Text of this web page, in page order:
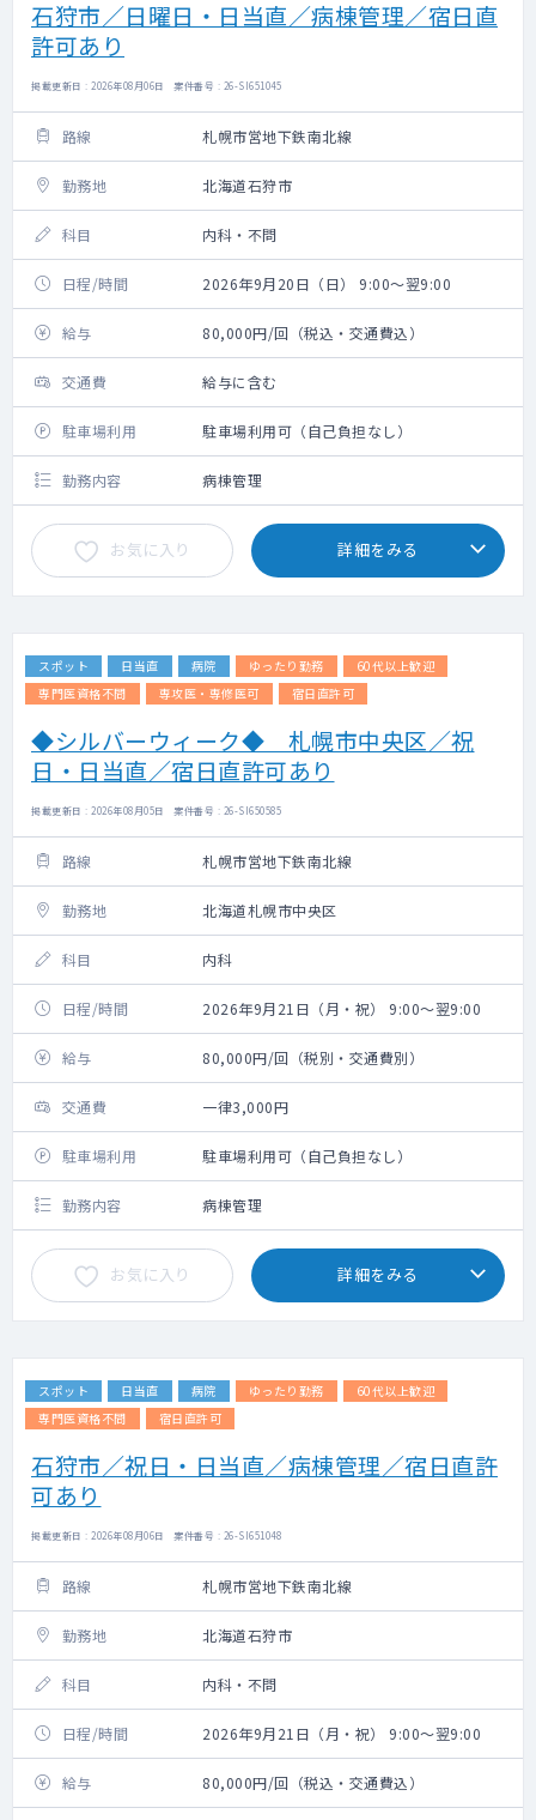
石狩市／日曜日・日当直／病棟管理／宿日直
許可あり
掲載更新日 : 2026年08月06日 案件番号 : 26-SI651045
路線 札幌市営地下鉄南北線
勤務地 北海道石狩市
科目 内科・不問
日程/時間 2026年9月20日（日） 9:00～翌9:00
給与 80,000円/回（税込・交通費込）
交通費 給与に含む
駐車場利用 駐車場利用可（自己負担なし）
勤務内容 病棟管理
お気に入り 詳細をみる
スポット 日当直 病院 ゆったり勤務
60代以上歓迎
専門医資格不問
専攻医・専修医可 宿日直許可
◆シルバーウィーク◆ 札幌市中央区／祝
日・日当直／宿日直許可あり
掲載更新日 : 2026年08月05日 案件番号 : 26-SI650585
路線 札幌市営地下鉄南北線
勤務地 北海道札幌市中央区
科目 内科
日程/時間 2026年9月21日（月・祝） 9:00～翌9:00
給与 80,000円/回（税別・交通費別）
交通費 一律3,000円
駐車場利用 駐車場利用可（自己負担なし）
勤務内容 病棟管理
お気に入り 詳細をみる
スポット 日当直 病院 ゆったり勤務
60代以上歓迎
専門医資格不問
宿日直許可
石狩市／祝日・日当直／病棟管理／宿日直許
可あり
掲載更新日 : 2026年08月06日 案件番号 : 26-SI651048
路線 札幌市営地下鉄南北線
勤務地 北海道石狩市
科目 内科・不問
日程/時間 2026年9月21日（月・祝） 9:00～翌9:00
給与 80,000円/回（税込・交通費込）